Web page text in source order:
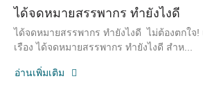
ได้จดหมายสรรพากร ทํายังไงดี
ได้จดหมายสรรพากร ทํายังไงดี ไม่ต้องตกใจ
เรือง ได้จดหมายสรรพากร ทํายังไงดี สำห...
อ่านเพิ่มเติม